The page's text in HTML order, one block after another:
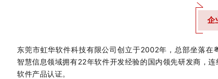
企
东莞市虹华软件科技有限公司创立于2002年，总部坐落
智慧信息领域拥有22年软件开发经验的国内领先研发商，
软件产品认证。